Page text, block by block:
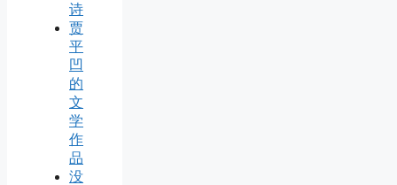
诗
贾
平
凹
的
文
学
作
品
没